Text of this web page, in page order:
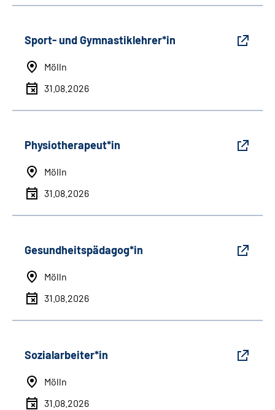
Sport- und Gymnastiklehrer*in
Mölln
31.08.2026
Physiotherapeut*in
Mölln
31.08.2026
Gesundheitspädagog*in
Mölln
31.08.2026
Sozialarbeiter*in
Mölln
31.08.2026